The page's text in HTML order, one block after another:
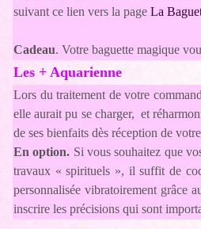
suivant ce lien vers la page La
Cadeau. Votre baguette magique
Les + Aquarienne
Lors du traitement de votre
elle aurait pu se charger, et
de ses bienfaits dès réception de
En option. Si vous souhaitez que
travaux « spirituels », il suffit de
personnalisée vibratoirement grâce
inscrire les précisions qui sont